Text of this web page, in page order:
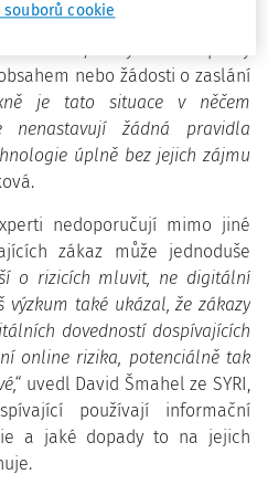
adolescenty rozhodit, jako je
nebo žádosti o zaslání
je tato situace v něčem
žádná pravidla
úplně bez jejich zájmu
nedoporučují mimo jiné
zákaz může jednoduše
o rizicích mluvit, ne digitální
výzkum také ukázal, že zákazy
dovedností dospívajících
online rizika, potenciálně tak
uvedl David Šmahel ze SYRI,
používají informační
a jaké dopady to na jejich
cookie